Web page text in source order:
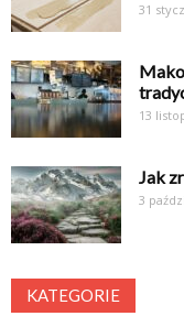
31
13
Jak
3
KATEGORIE